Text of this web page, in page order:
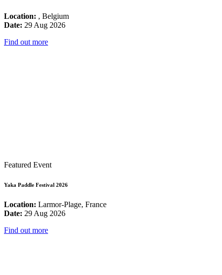
Location: , Belgium
Date: 29 Aug 2026
Find out more
Featured Event
Yaka Paddle Festival 2026
Location: Larmor-Plage, France
Date: 29 Aug 2026
Find out more